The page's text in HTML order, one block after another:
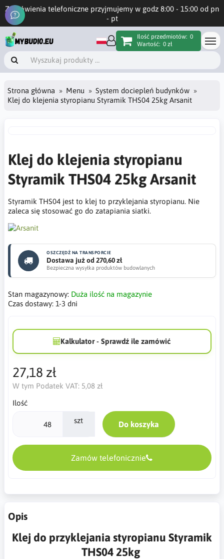
Zamówienia telefoniczne przyjmujemy w godz 8:00 - 15:00 od pn
- pt
Ilość przedmiotów: 0
Wartość: 0 zł
Strona główna Menu
System dociepleń budynków
Klej do klejenia styropianu Styramik THS04 25kg Arsanit
Klej do klejenia styropianu
Styramik THS04 25kg Arsanit
Styramik THS04 jest to klej to przyklejania styropianu. Nie
zaleca się stosować go do zatapiania siatki.
OSZCZĘDŹ NA TRANSPORCIE
Dostawa już od 270,60 zł
Bezpieczna wysyłka produktów budowlanych
Stan magazynowy: Duża ilość na magazynie
Czas dostawy: 1-3 dni
Kalkulator - Sprawdź ile zamówić
27,18 zł
W tym Podatek VAT: 5,08 zł
Ilość
szt Do koszyka
Zamów telefonicznie
Opis
Klej do przyklejania styropianu Styramik
THS04 25kg